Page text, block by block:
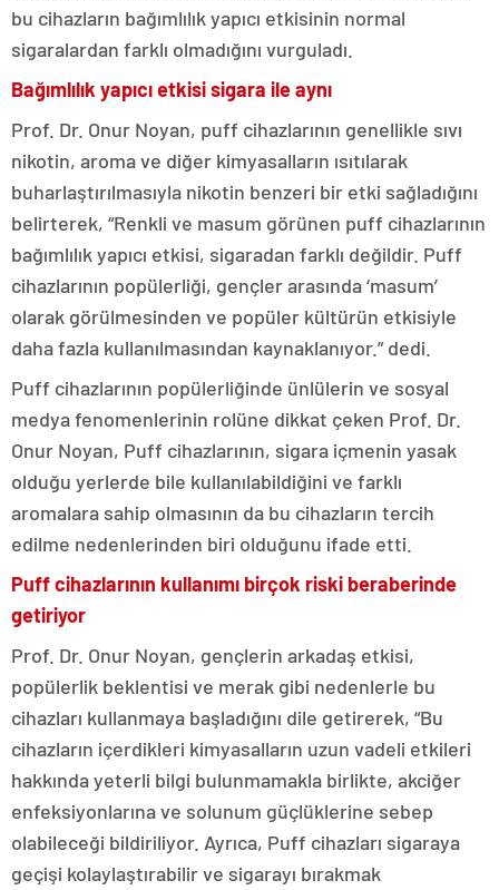
bu cihazların bağımlılık yapıcı etkisinin normal
sigaralardan farklı olmadığını vurguladı.
Bağımlılık yapıcı etkisi sigara ile aynı
Prof. Dr. Onur Noyan, puff cihazlarının genellikle sıvı
nikotin, aroma ve diğer kimyasalların ısıtılarak
buharlaştırılmasıyla nikotin benzeri bir etki sağladığını
belirterek, “Renkli ve masum görünen puff cihazlarının
bağımlılık yapıcı etkisi, sigaradan farklı değildir. Puff
cihazlarının popülerliği, gençler arasında ‘masum’
olarak görülmesinden ve popüler kültürün etkisiyle
daha fazla kullanılmasından kaynaklanıyor.” dedi.
Puff cihazlarının popülerliğinde ünlülerin ve sosyal
medya fenomenlerinin rolüne dikkat çeken Prof. Dr.
Onur Noyan, Puff cihazlarının, sigara içmenin yasak
olduğu yerlerde bile kullanılabildiğini ve farklı
aromalara sahip olmasının da bu cihazların tercih
edilme nedenlerinden biri olduğunu ifade etti.
Puff cihazlarının kullanımı birçok riski beraberinde
getiriyor
Prof. Dr. Onur Noyan, gençlerin arkadaş etkisi,
popülerlik beklentisi ve merak gibi nedenlerle bu
cihazları kullanmaya başladığını dile getirerek, “Bu
cihazların içerdikleri kimyasalların uzun vadeli etkileri
hakkında yeterli bilgi bulunmamakla birlikte, akciğer
enfeksiyonlarına ve solunum güçlüklerine sebep
olabileceği bildiriliyor. Ayrıca, Puff cihazları sigaraya
geçişi kolaylaştırabilir ve sigarayı bırakmak